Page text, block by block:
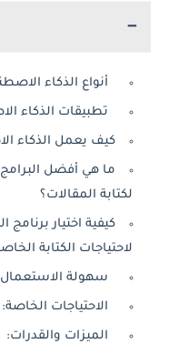
أنواع الذكاء
تطبيقات الذكاء
كيف يعمل الذكاء
ما هي أفضل
لكتابة المقالات؟
كيفية اختيار
لاحتياجات الكتابة
سهولة
الاحتياجات الخاصة:
الميزات والقدرات: